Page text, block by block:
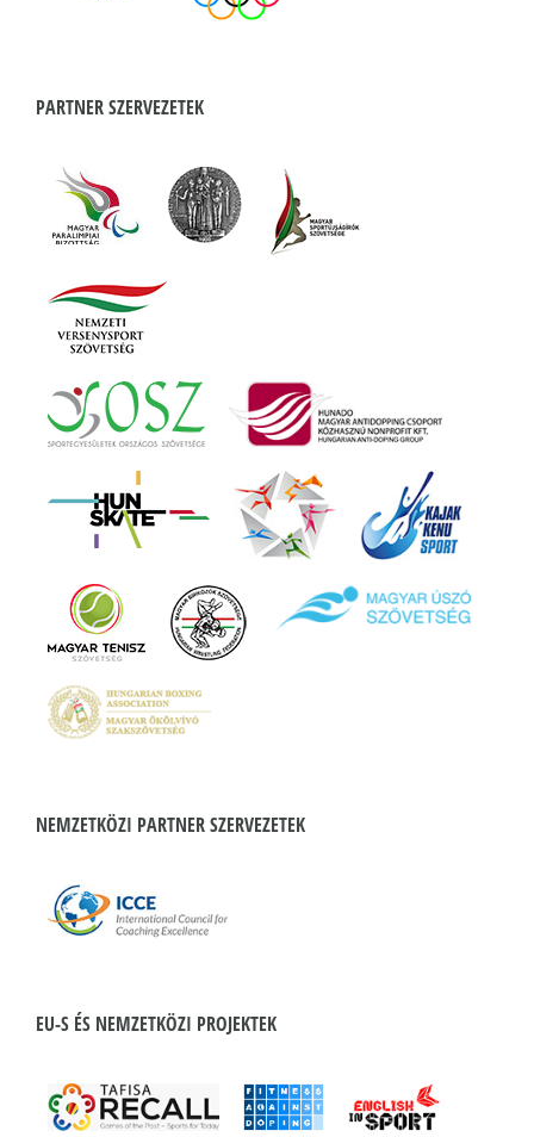
PARTNER SZERVEZETEK
NEMZETKÖZI PARTNER SZERVEZETEK
EU-S ÉS NEMZETKÖZI PROJEKTEK